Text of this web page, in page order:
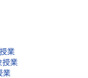
業
授業
業